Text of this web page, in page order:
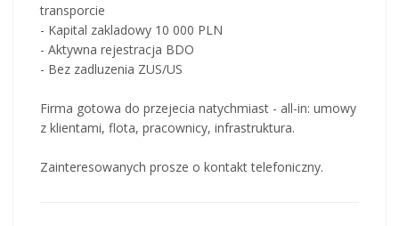
transporcie
- Kapital zakladowy 10 000 PLN
- Aktywna rejestracja BDO
- Bez zadluzenia ZUS/US
Firma gotowa do przejecia natychmiast - all-in: umowy
z klientami, flota, pracownicy, infrastruktura.
Zainteresowanych prosze o kontakt telefoniczny.